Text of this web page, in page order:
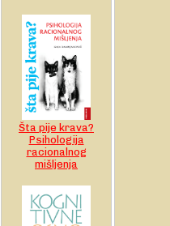
Šta pije krava?
Psihologija
racionalnog
mišljenja